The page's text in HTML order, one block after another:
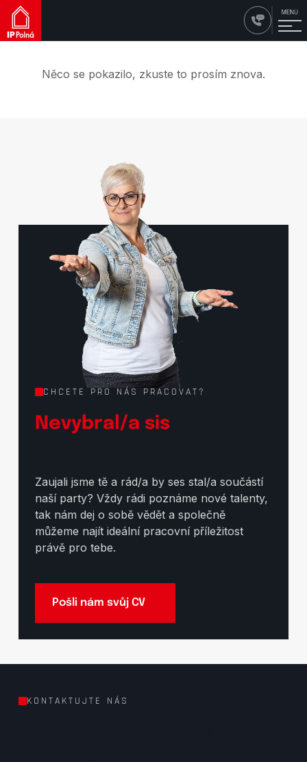
Něco se pokazilo, zkuste to prosím znova.
CHCETE PRO NÁS PRACOVAT?
Nevybral/a sis
Zaujali jsme tě a rád/a by ses stal/a součástí
naší party? Vždy rádi poznáme nové talenty,
tak nám dej o sobě vědět a společně
můžeme najít ideální pracovní příležitost
právě pro tebe.
Pošli nám svůj CV
KONTAKTUJTE NÁS